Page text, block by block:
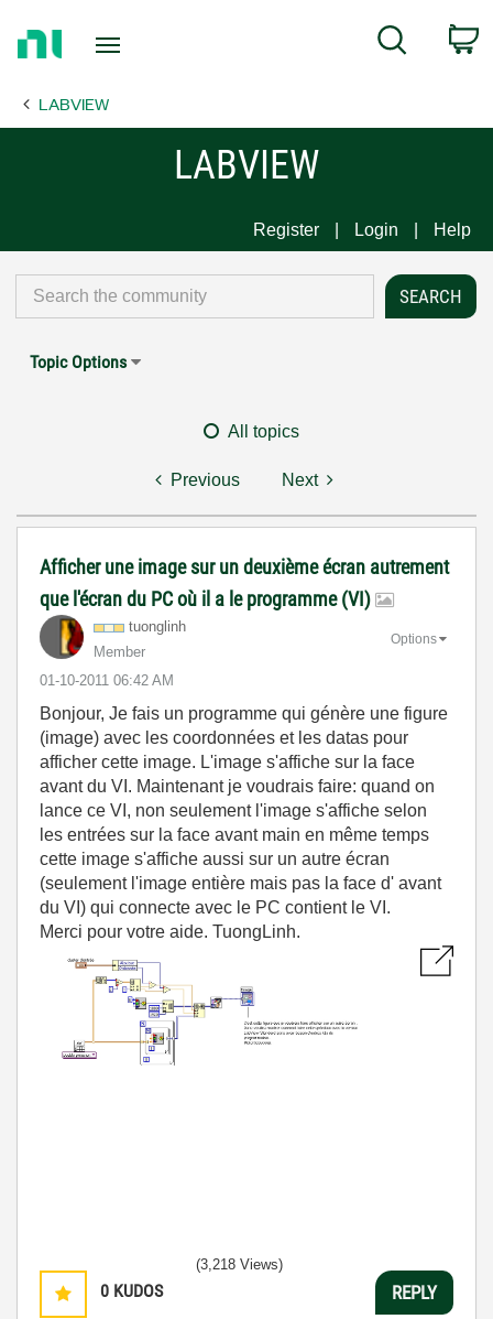
Page
Search
LABVIEW
LABVIEW
Register Login Help
Topic Options
All topics
Previous Next
Afficher une image sur un deuxième écran autrement
que l'écran du PC où il a le programme (VI)
tuonglinh
Member
‎01-10-2011 06:42 AM
Options
Bonjour, Je fais un programme qui génère une figure
(image) avec les coordonnées et les datas pour
afficher cette image. L'image s'affiche sur la face
avant du VI. Maintenant je voudrais faire: quand on
lance ce VI, non seulement l'image s'affiche selon
les entrées sur la face avant main en même temps
cette image s'affiche aussi sur un autre écran
(seulement l'image entière mais pas la face d' avant
du VI) qui connecte avec le PC contient le VI.
Merci pour votre aide. TuongLinh.
0 KUDOS
(3,218 Views)
REPLY